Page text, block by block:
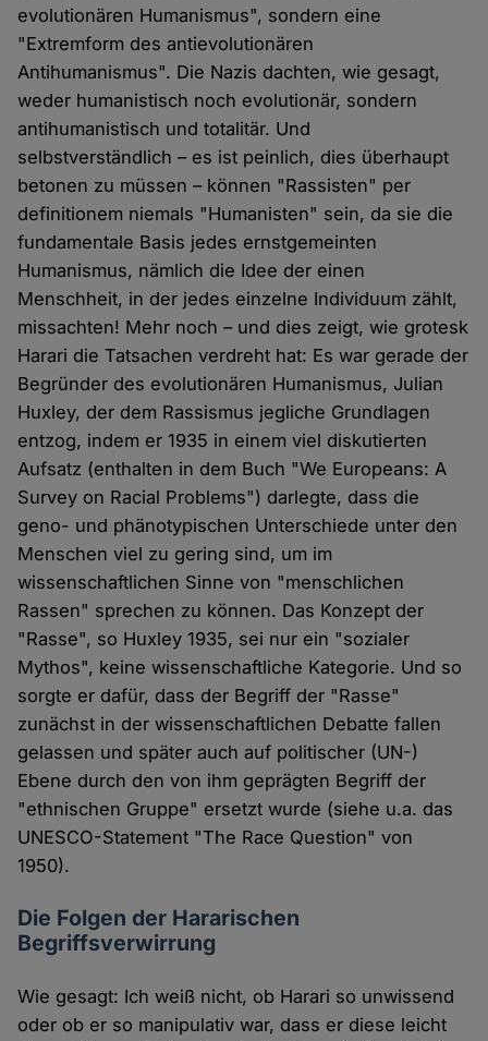
evolutionären Humanismus", sondern eine
"Extremform des antievolutionären
Antihumanismus". Die Nazis dachten, wie gesagt,
weder humanistisch noch evolutionär, sondern
antihumanistisch und totalitär. Und
selbstverständlich – es ist peinlich, dies überhaupt
betonen zu müssen – können "Rassisten" per
definitionem niemals "Humanisten" sein, da sie die
fundamentale Basis jedes ernstgemeinten
Humanismus, nämlich die Idee der einen
Menschheit, in der jedes einzelne Individuum zählt,
missachten! Mehr noch – und dies zeigt, wie grotesk
Harari die Tatsachen verdreht hat: Es war gerade der
Begründer des evolutionären Humanismus, Julian
Huxley, der dem Rassismus jegliche Grundlagen
entzog, indem er 1935 in einem viel diskutierten
Aufsatz (enthalten in dem Buch "We Europeans: A
Survey on Racial Problems") darlegte, dass die
geno- und phänotypischen Unterschiede unter den
Menschen viel zu gering sind, um im
wissenschaftlichen Sinne von "menschlichen
Rassen" sprechen zu können. Das Konzept der
"Rasse", so Huxley 1935, sei nur ein "sozialer
Mythos", keine wissenschaftliche Kategorie. Und so
sorgte er dafür, dass der Begriff der "Rasse"
zunächst in der wissenschaftlichen Debatte fallen
gelassen und später auch auf politischer (UN-)
Ebene durch den von ihm geprägten Begriff der
"ethnischen Gruppe" ersetzt wurde (siehe u.a. das
UNESCO-Statement "The Race Question" von
1950).
Die Folgen der Hararischen
Begriffsverwirrung
Wie gesagt: Ich weiß nicht, ob Harari so unwissend
oder ob er so manipulativ war, dass er diese leicht